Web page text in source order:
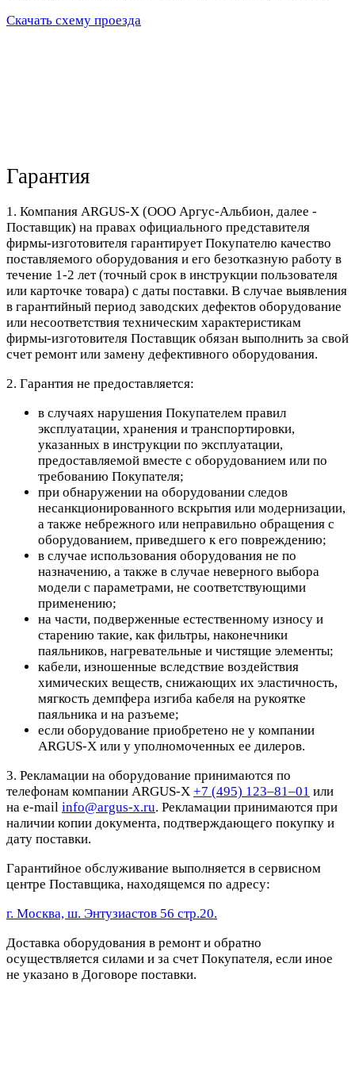
Скачать схему проезда
Гарантия
1. Компания ARGUS-X (ООО Аргус-Альбион, далее -
Поставщик) на правах официального представителя
фирмы-изготовителя гарантирует Покупателю качество
поставляемого оборудования и его безотказную работу в
течение 1-2 лет (точный срок в инструкции пользователя
или карточке товара) с даты поставки. В случае выявления
в гарантийный период заводских дефектов оборудование
или несоответствия техническим характеристикам
фирмы-изготовителя Поставщик обязан выполнить за свой
счет ремонт или замену дефективного оборудования.
2. Гарантия не предоставляется:
в случаях нарушения Покупателем правил
эксплуатации, хранения и транспортировки,
указанных в инструкции по эксплуатации,
предоставляемой вместе с оборудованием или по
требованию Покупателя;
при обнаружении на оборудовании следов
несанкционированного вскрытия или модернизации,
а также небрежного или неправильно обращения с
оборудованием, приведшего к его повреждению;
в случае использования оборудования не по
назначению, а также в случае неверного выбора
модели с параметрами, не соответствующими
применению;
на части, подверженные естественному износу и
старению такие, как фильтры, наконечники
паяльников, нагревательные и чистящие элементы;
кабели, изношенные вследствие воздействия
химических веществ, снижающих их эластичность,
мягкость демпфера изгиба кабеля на рукоятке
паяльника и на разъеме;
если оборудование приобретено не у компании
ARGUS-X или у уполномоченных ее дилеров.
3. Рекламации на оборудование принимаются по
телефонам компании ARGUS-X +7 (495) 123–81–01 или
на e-mail info@argus-x.ru. Рекламации принимаются при
наличии копии документа, подтверждающего покупку и
дату поставки.
Гарантийное обслуживание выполняется в сервисном
центре Поставщика, находящемся по адресу:
г. Москва, ш. Энтузиастов 56 стр.20.
Доставка оборудования в ремонт и обратно
осуществляется силами и за счет Покупателя, если иное
не указано в Договоре поставки.